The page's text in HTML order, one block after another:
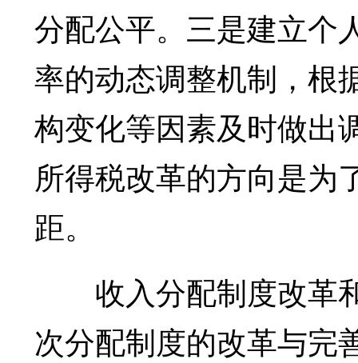
分配公平。三是建立个
率的动态调整机制，根
构变化等因素及时做出
所得税改革的方向是为
距。
收入分配制度改革
次分配制度的改革与完